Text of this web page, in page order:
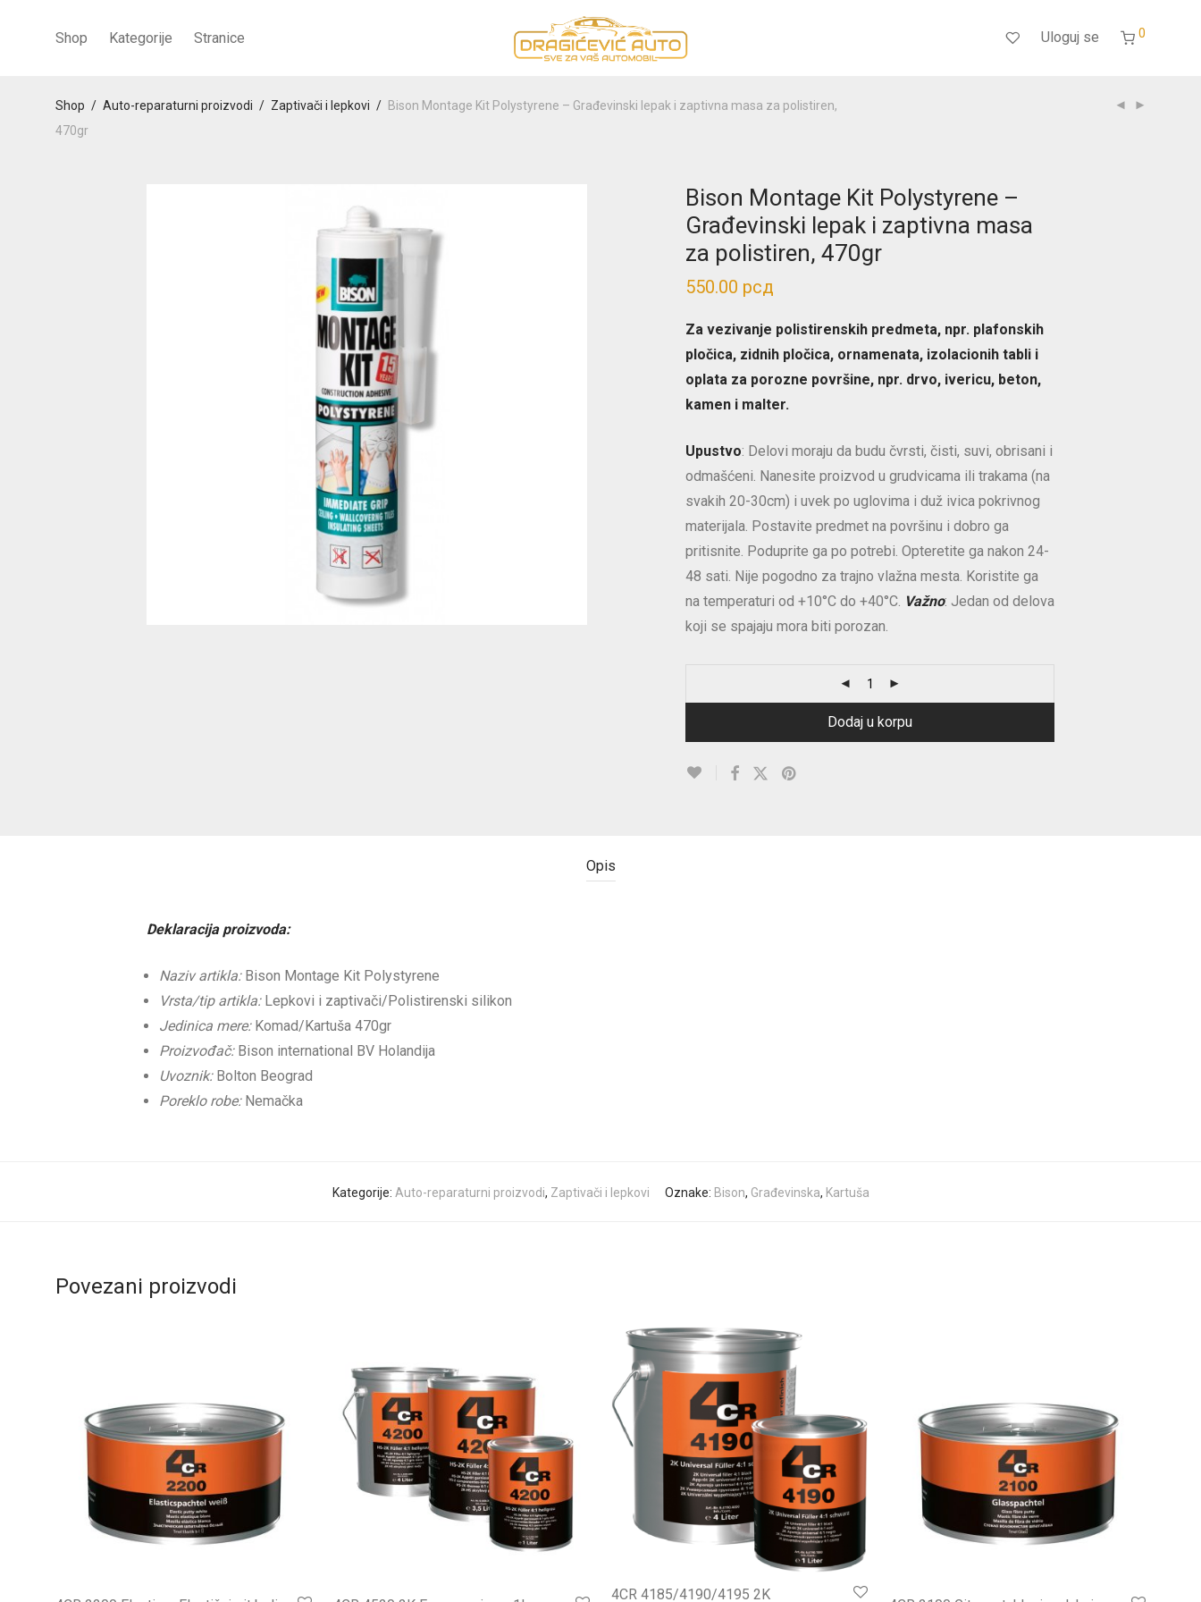
Shop Kategorije Stranice Uloguj se 0
Shop / Auto-reparaturni proizvodi / Zaptivači i lepkovi / Bison Montage Kit Polystyrene – Građevinski lepak i zaptivna masa za polistiren,
470gr
Bison Montage Kit Polystyrene –
Građevinski lepak i zaptivna masa
za polistiren, 470gr
550.00 рсд
Za vezivanje polistirenskih predmeta, npr. plafonskih
pločica, zidnih pločica, ornamenata, izolacionih tabli i
oplata za porozne površine, npr. drvo, ivericu, beton,
kamen i malter.
Upustvo: Delovi moraju da budu čvrsti, čisti, suvi, obrisani i
odmašćeni. Nanesite proizvod u grudvicama ili trakama (na
svakih 20-30cm) i uvek po uglovima i duž ivica pokrivnog
materijala. Postavite predmet na površinu i dobro ga
pritisnite. Poduprite ga po potrebi. Opteretite ga nakon 24-
48 sati. Nije pogodno za trajno vlažna mesta. Koristite ga
na temperaturi od +10°C do +40°C. Važno: Jedan od delova
koji se spajaju mora biti porozan.
Dodaj u korpu
Opis
Deklaracija proizvoda:
Naziv artikla:Bison Montage Kit Polystyrene
Vrsta/tip artikla: Lepkovi i zaptivači/Polistirenski silikon
Jedinica mere:Komad/Kartuša 470gr
Proizvođač:Bison international BV Holandija
Uvoznik:Bolton Beograd
Poreklo robe:Nemačka
Kategorije: Auto-reparaturni proizvodi, Zaptivači i lepkovi Oznake: Bison, Građevinska, Kartuša
Povezani proizvodi
4CR 4185/4190/4195 2K